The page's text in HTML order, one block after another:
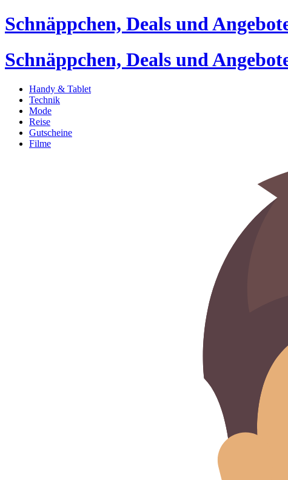
Schnäppchen, Deals und
Schnäppchen, Deals und
Handy & Tablet
Technik
Mode
Reise
Gutscheine
Filme